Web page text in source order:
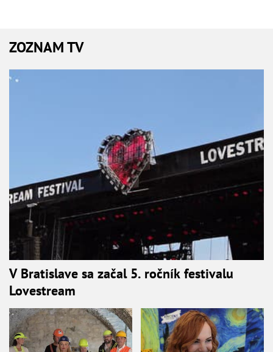
ZOZNAM TV
V Bratislave sa začal 5. ročník festivalu
Lovestream